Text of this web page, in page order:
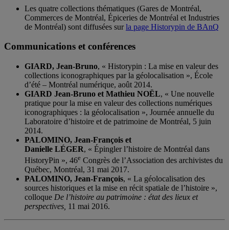
Les quatre collections thématiques (Gares de Montréal,
Commerces de Montréal, Épiceries de Montréal et Industries
de Montréal) sont diffusées surla page Historypin de BAnQ
Communications et conférences
GIARD, Jean-Bruno, « Historypin : La mise en valeur des
collections iconographiques par la géolocalisation », École
d’été – Montréal numérique, août 2014.
GIARD Jean-Bruno et Mathieu NOËL, « Une nouvelle
pratique pour la mise en valeur des collections numériques
iconographiques : la géolocalisation », Journée annuelle du
Laboratoire d’histoire et de patrimoine de Montréal, 5 juin
2014.
PALOMINO, Jean-François et
Danielle LÉGER, « Épingler l’histoire de Montréal dans
HistoryPin », 46e Congrès de l’Association des archivistes du
Québec, Montréal, 31 mai 2017.
PALOMINO, Jean-François, « La géolocalisation des
sources historiques et la mise en récit spatiale de l’histoire »,
colloque De l’histoire au patrimoine : état des lieux et
perspectives, 11 mai 2016.